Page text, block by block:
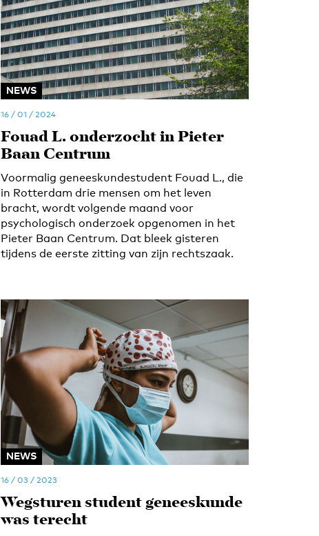
NEWS
16 / 01 / 2024
Fouad L. onderzocht in Pieter
Baan Centrum
Voormalig geneeskundestudent Fouad L., die
in Rotterdam drie mensen om het leven
bracht, wordt volgende maand voor
psychologisch onderzoek opgenomen in het
Pieter Baan Centrum. Dat bleek gisteren
tijdens de eerste zitting van zijn rechtszaak.
NEWS
16 / 03 / 2023
Wegsturen student geneeskunde
was terecht